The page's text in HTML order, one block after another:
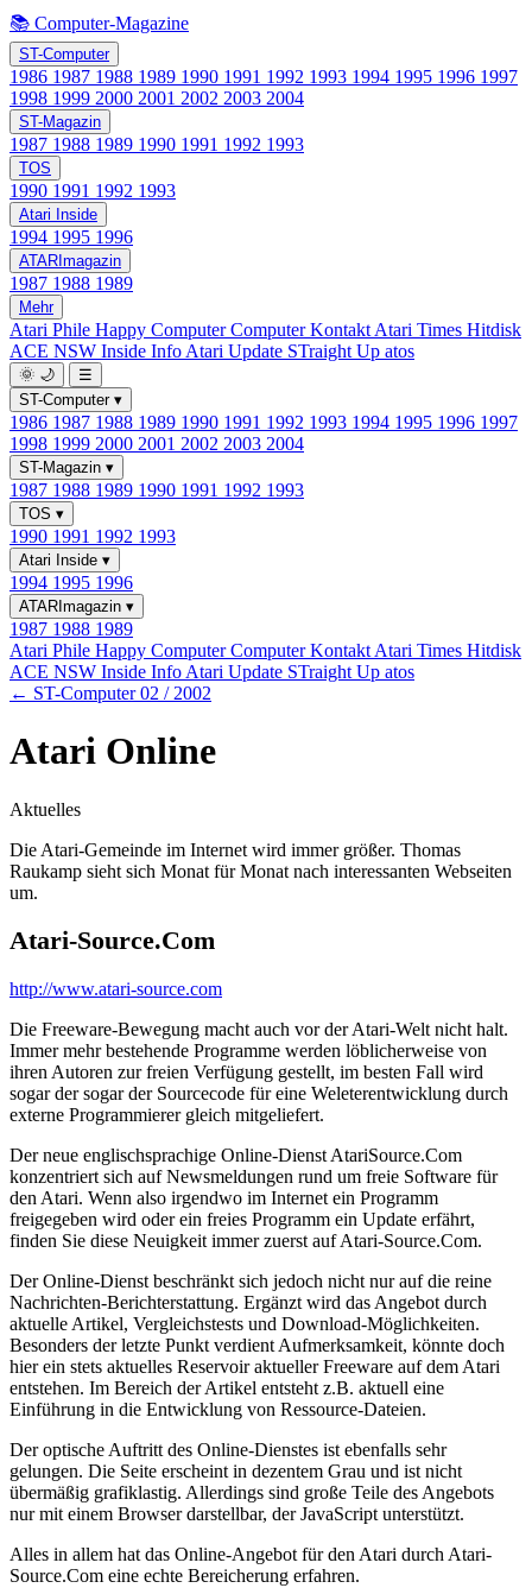
📚 Computer-Magazine
ST-Computer
1986 1987 1988 1989 1990 1991 1992 1993 1994 1995 1996 1997
1998 1999 2000 2001 2002 2003 2004
ST-Magazin
1987 1988 1989 1990 1991 1992 1993
TOS
1990 1991 1992 1993
Atari Inside
1994 1995 1996
ATARImagazin
1987 1988 1989
Mehr
Atari Phile Happy ComputerComputer Kontakt Atari Times Hitdisk
ACE NSW Inside Info Atari Update STraight Up atos
🌞 🌙
☰
ST-Computer ▾
1986 1987 1988 1989 1990 1991 1992 1993 1994 1995 1996 1997
1998 1999 2000 2001 2002 2003 2004
ST-Magazin ▾
1987 1988 1989 1990 1991 1992 1993
TOS ▾
1990 1991 1992 1993
Atari Inside ▾
1994 1995 1996
ATARImagazin ▾
1987 1988 1989
Atari Phile Happy ComputerComputer Kontakt Atari Times Hitdisk
ACE NSW Inside Info Atari Update STraight Up atos
← ST-Computer 02 / 2002
Atari Online
Aktuelles
Die Atari-Gemeinde im Internet wird immer größer. Thomas
Raukamp sieht sich Monat für Monat nach interessanten Webseiten
um.
Atari-Source.Com
http://www.atari-source.com
Die Freeware-Bewegung macht auch vor der Atari-Welt nicht halt.
Immer mehr bestehende Programme werden löblicherweise von
ihren Autoren zur freien Verfügung gestellt, im besten Fall wird
sogar der sogar der Sourcecode für eine Weleterentwicklung durch
externe Programmierer gleich mitgeliefert.
Der neue englischsprachige Online-Dienst AtariSource.Com
konzentriert sich auf Newsmeldungen rund um freie Software für
den Atari. Wenn also irgendwo im Internet ein Programm
freigegeben wird oder ein freies Programm ein Update erfährt,
finden Sie diese Neuigkeit immer zuerst auf Atari-Source.Com.
Der Online-Dienst beschränkt sich jedoch nicht nur auf die reine
Nachrichten-Berichterstattung. Ergänzt wird das Angebot durch
aktuelle Artikel, Vergleichstests und Download-Möglichkeiten.
Besonders der letzte Punkt verdient Aufmerksamkeit, könnte doch
hier ein stets aktuelles Reservoir aktueller Freeware auf dem Atari
entstehen. Im Bereich der Artikel entsteht z.B. aktuell eine
Einführung in die Entwicklung von Ressource-Dateien.
Der optische Auftritt des Online-Dienstes ist ebenfalls sehr
gelungen. Die Seite erscheint in dezentem Grau und ist nicht
übermäßig grafiklastig. Allerdings sind große Teile des Angebots
nur mit einem Browser darstellbar, der JavaScript unterstützt.
Alles in allem hat das Online-Angebot für den Atari durch Atari-
Source.Com eine echte Bereicherung erfahren.